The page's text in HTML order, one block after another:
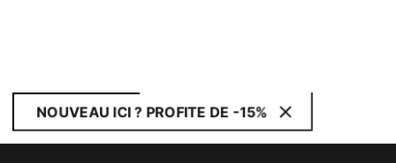
NOUVEAU ICI ? PROFITE DE -15%